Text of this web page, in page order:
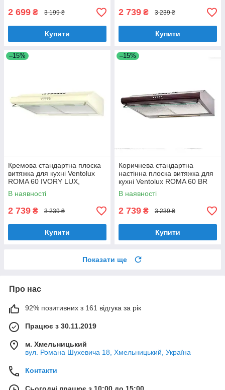
2 699 ₴ 3 199 ₴
Купити
2 739 ₴ 3 239 ₴
Купити
–15%
Кремова стандартна плоска
витяжка для кухні Ventolux
ROMA 60 IVORY LUX,
шириною 60 см, під навісну
шафу
В наявності
2 739 ₴ 3 239 ₴
Купити
–15%
Коричнева стандартна
настінна плоска витяжка для
кухні Ventolux ROMA 60 BR
LUX, шириною 60 см
В наявності
2 739 ₴ 3 239 ₴
Купити
Показати ще
Про нас
92% позитивних з 161 відгука за рік
Працює з 30.11.2019
м. Хмельницький
вул. Романа Шухевича 18, Хмельницький, Україна
Контакти